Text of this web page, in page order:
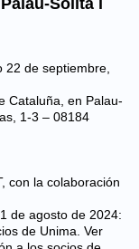
Solità i
de septiembre,
Cataluña, en Palau-
1-3 – 08184
con la colaboración
de agosto de 2024:
de Unima. Ver